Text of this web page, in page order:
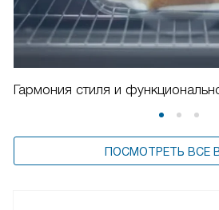
Гармония стиля и
ПОСМОТРЕТЬ ВСЕ